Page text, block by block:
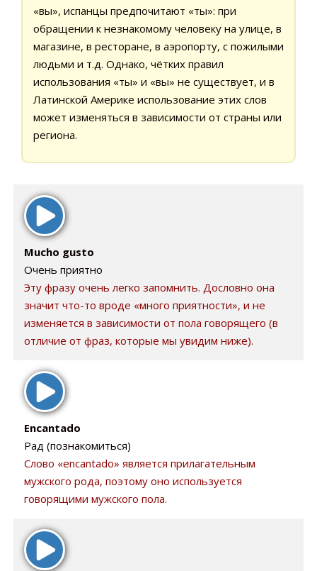
«вы», испанцы предпочитают «ты»: при
обращении к незнакомому человеку на улице, в
магазине, в ресторане, в аэропорту, с пожилыми
людьми и т.д. Однако, чётких правил
использования «ты» и «вы» не существует, и в
Латинской Америке использование этих слов
может изменяться в зависимости от страны или
региона.
Mucho gusto
Очень приятно
Эту фразу очень легко запомнить. Дословно она
значит что-то вроде «много приятности», и не
изменяется в зависимости от пола говорящего (в
отличие от фраз, которые мы увидим ниже).
Encantado
Рад (познакомиться)
Слово «encantado» является прилагательным
мужского рода, поэтому оно используется
говорящими мужского пола.